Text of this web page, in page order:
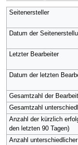
Seitenersteller
Datum der
Letzter Bearbeiter
Datum der letzten
Gesamtzahl der
Gesamtzahl
Anzahl der kürzlich
den letzten 90 Tagen)
Anzahl